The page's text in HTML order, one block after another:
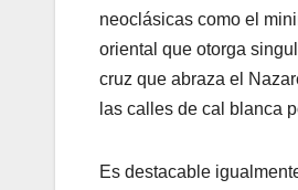
neoclásicas como el
oriental que otorga
cruz que abraza el
las calles de cal blanca
Es destacable